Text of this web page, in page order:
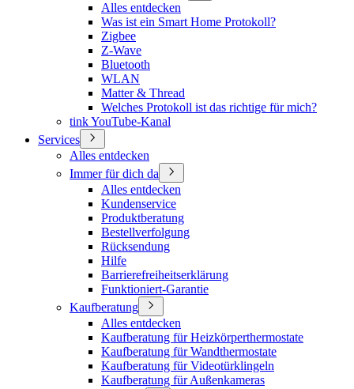
Alles entdecken
Was ist ein Smart Home Protokoll?
Zigbee
Z-Wave
Bluetooth
WLAN
Matter & Thread
Welches Protokoll ist das richtige für mich?
tink YouTube-Kanal
Services
Alles entdecken
Immer für dich da
Alles entdecken
Kundenservice
Produktberatung
Bestellverfolgung
Rücksendung
Hilfe
Barrierefreiheitserklärung
Funktioniert-Garantie
Kaufberatung
Alles entdecken
Kaufberatung für Heizkörperthermostate
Kaufberatung für Wandthermostate
Kaufberatung für Videotürklingeln
Kaufberatung für Außenkameras